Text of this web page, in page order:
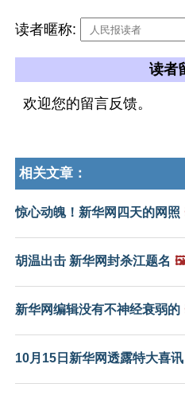
读者暱称:
读者
欢迎您的留言反馈。
相关文章：
惊心动魄！新华网四天的网照
胡温出击 新华网封杀江题名
新华网编辑没有不神经衰弱的
10月15日新华网透露特大喜讯